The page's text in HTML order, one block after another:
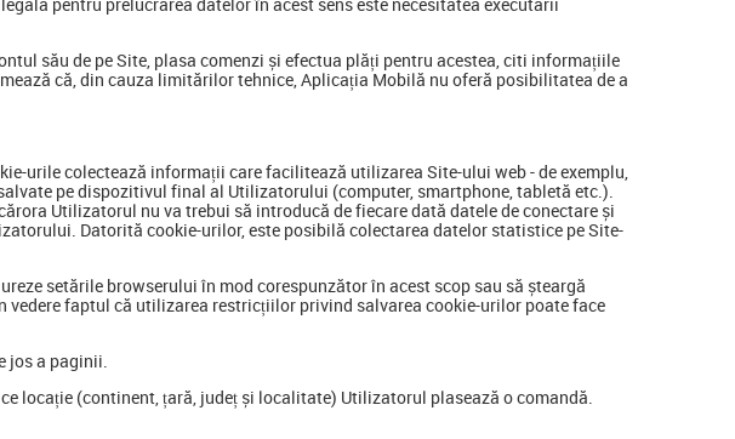
său de pe Site, plasa comenzi și efectua plăți pentru acestea, citi informațiile
că, din cauza limitărilor tehnice, Aplicația Mobilă nu oferă posibilitatea de a
urile colectează informații care facilitează utilizarea Site-ului web - de exemplu,
pe dispozitivul final al Utilizatorului (computer, smartphone, tabletă etc.).
Utilizatorul nu va trebui să introducă de fiecare dată datele de conectare și
Datorită cookie-urilor, este posibilă colectarea datelor statistice pe Site-
setările browserului în mod corespunzător în acest scop sau să șteargă
faptul că utilizarea restricțiilor privind salvarea cookie-urilor poate face
jos a paginii.
locație (continent, țară, județ și localitate) Utilizatorul plasează o comandă.